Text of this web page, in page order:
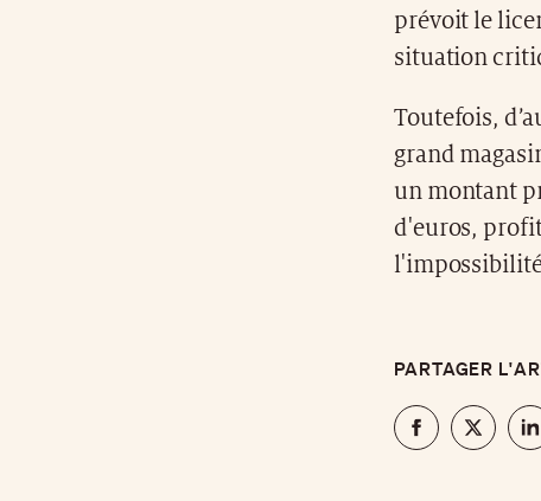
prévoit le
situation
Toutefois,
grand
un montant
d'euros,
PARTAGER